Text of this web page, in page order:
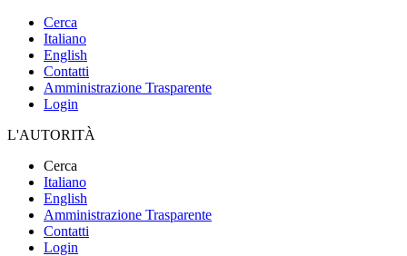
Cerca
Italiano
English
Contatti
Amministrazione Trasparente
Login
L'AUTORITÀ
Cerca
Italiano
English
Amministrazione Trasparente
Contatti
Login